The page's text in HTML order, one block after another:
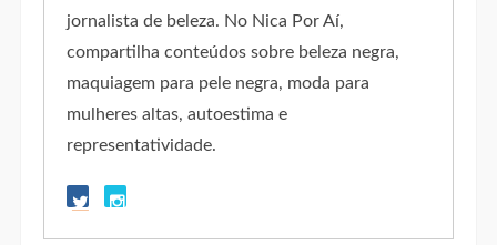
jornalista de beleza. No Nica Por Aí,
compartilha conteúdos sobre beleza negra,
maquiagem para pele negra, moda para
mulheres altas, autoestima e
representatividade.